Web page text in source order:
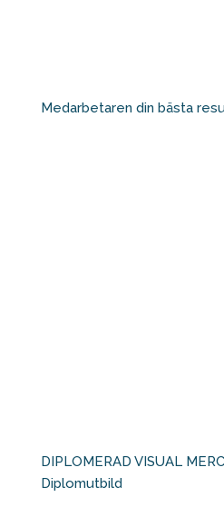
Medarbetaren din bästa
DIPLOMERAD VISUAL
Diplomutbild